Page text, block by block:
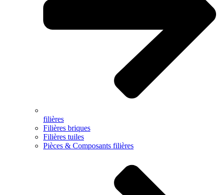
filières
Filières briques
Filières tuiles
Pièces & Composants filières